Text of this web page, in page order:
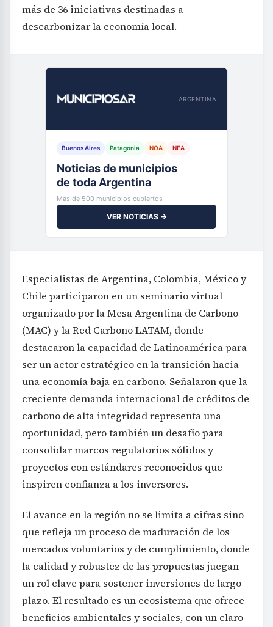
más de 36 iniciativas destinadas a
descarbonizar la economía local.
ARGENTINA
Buenos Aires Patagonia NOA NEA
Noticias de municipios
de toda Argentina
Más de 500 municipios cubiertos
VER NOTICIAS →
Especialistas de Argentina, Colombia, México y
Chile participaron en un seminario virtual
organizado por la Mesa Argentina de Carbono
(MAC) y la Red Carbono LATAM, donde
destacaron la capacidad de Latinoamérica para
ser un actor estratégico en la transición hacia
una economía baja en carbono. Señalaron que la
creciente demanda internacional de créditos de
carbono de alta integridad representa una
oportunidad, pero también un desafío para
consolidar marcos regulatorios sólidos y
proyectos con estándares reconocidos que
inspiren confianza a los inversores.
El avance en la región no se limita a cifras sino
que refleja un proceso de maduración de los
mercados voluntarios y de cumplimiento, donde
la calidad y robustez de las propuestas juegan
un rol clave para sostener inversiones de largo
plazo. El resultado es un ecosistema que ofrece
beneficios ambientales y sociales, con un claro